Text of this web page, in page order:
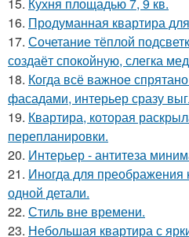
16. Продуманная квартира
17. Сочетание тёплой
создаёт спокойную, слегка
18. Когда всё важное
фасадами, интерьер сразу
19. Квартира, которая
перепланировки.
20. Интерьер - антитеза
21. Иногда для преображения
одной детали.
22. Стиль вне времени.
23. Небольшая квартира с